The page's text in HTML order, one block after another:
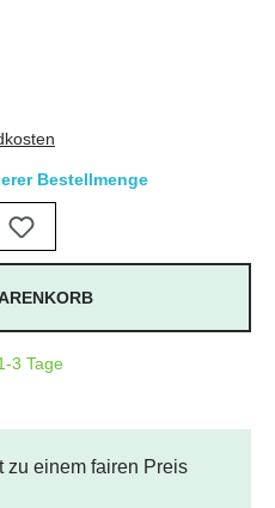
Bestellmenge
Wert ein oder
3 Tage
zu einem fairen Preis